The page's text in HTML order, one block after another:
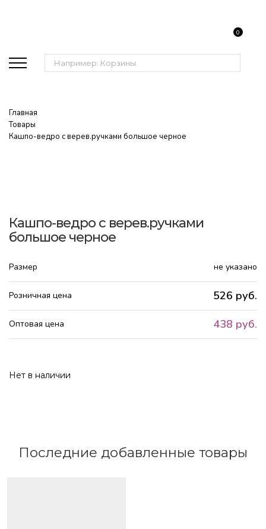
Поиск:
0
Главная
Товары
Кашпо-ведро с верев.ручками большое черное
Кашпо-ведро с верев.ручками
большое черное
Размер не указано
Розничная цена 526 руб.
Оптовая цена 438 руб.
Нет в наличии
Последние добавленные товары